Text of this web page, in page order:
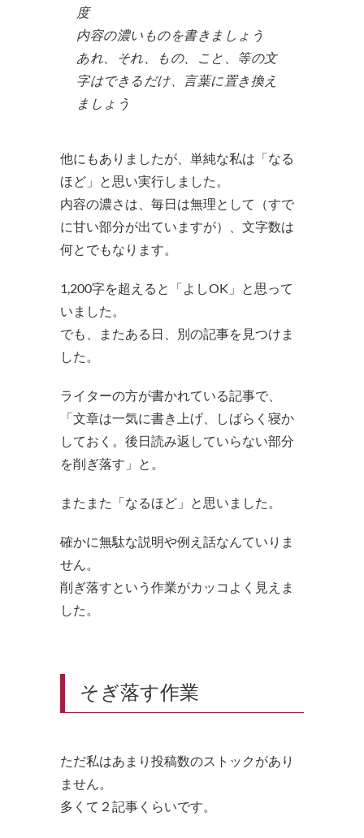
度
内容の濃いものを書きましょう
あれ、それ、もの、こと、等の文
字はできるだけ、言葉に置き換え
ましょう
他にもありましたが、単純な私は「なる
ほど」と思い実行しました。
内容の濃さは、毎日は無理として（すで
に甘い部分が出ていますが）、文字数は
何とでもなります。
1,200字を超えると「よしOK」と思って
いました。
でも、またある日、別の記事を見つけま
した。
ライターの方が書かれている記事で、
「文章は一気に書き上げ、しばらく寝か
しておく。後日読み返していらない部分
を削ぎ落す」と。
またまた「なるほど」と思いました。
確かに無駄な説明や例え話なんていりま
せん。
削ぎ落すという作業がカッコよく見えま
した。
そぎ落す作業
ただ私はあまり投稿数のストックがあり
ません。
多くて２記事くらいです。